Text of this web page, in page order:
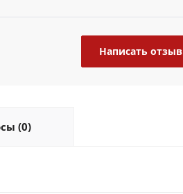
Написать отзыв
(0)